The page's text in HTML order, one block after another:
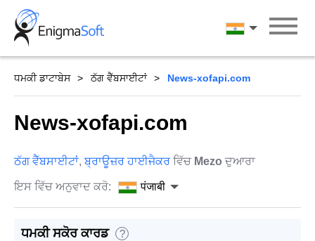
Skip
content
पंजाबी
ਧਮਕੀ ਡਾਟਾਬੇਸ ਠੱਗ ਵੈੱਬਸਾਈਟਾਂ News-xofapi.com
News-xofapi.com
ਠੱਗ ਵੈੱਬਸਾਈਟਾਂ,ਬ੍ਰਾਊਜ਼ਰ ਹਾਈਜੈਕਰ ਵਿੱਚ Mezo ਦੁਆਰਾ
ਇਸ ਵਿੱਚ ਅਨੁਵਾਦ ਕਰੋ: पंजाबी
ਧਮਕੀ ਸਕੋਰ ਕਾਰਡ ?